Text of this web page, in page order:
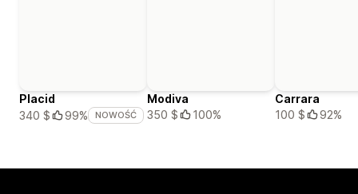
Placid
340 $
99% NOWOŚĆ
Modiva
350 $
100%
Carrara
100 $
92%